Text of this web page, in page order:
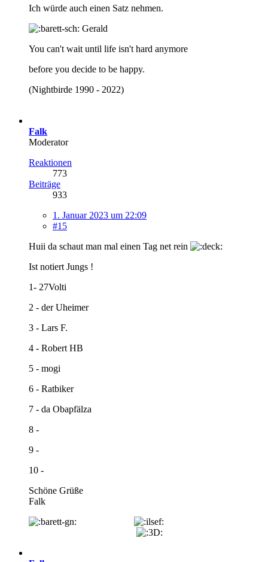
Ich würde auch einen Satz nehmen.
Gerald
You can't wait until life isn't hard anymore
before you decide to be happy.
(Nightbirde 1990 - 2022)
Falk
Moderator
Reaktionen
773
Beiträge
933
1. Januar 2023 um 22:09
#15
Huii da schaut man mal einen Tag net rein
Ist notiert Jungs !
1- 27Volti
2 - der Uheimer
3 - Lars F.
4 - Robert HB
5 - mogi
6 - Ratbiker
7 - da Obapfälza
8 -
9 -
10 -
Schöne Grüße
Falk